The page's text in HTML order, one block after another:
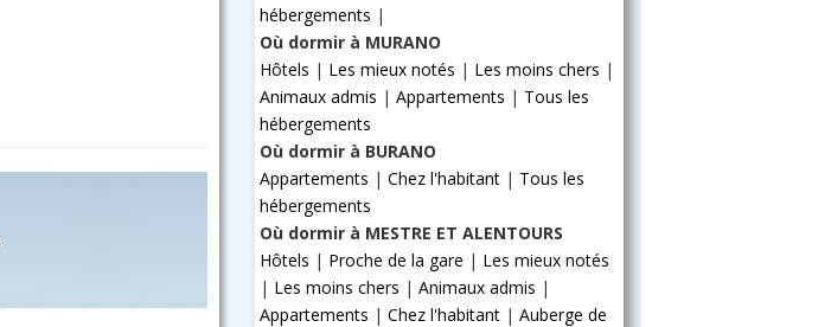
hébergements |
Où dormir à MURANO
Hôtels | Les mieux notés | Les moins chers |
Animaux admis | Appartements | Tous les
hébergements
Où dormir à BURANO
Appartements | Chez l'habitant| Tous les
hébergements
Où dormir à MESTRE ET ALENTOURS
Hôtels | Proche de la gare | Les mieux notés
| Les moins chers | Animaux admis |
Appartements | Chez l'habitant| Auberge de